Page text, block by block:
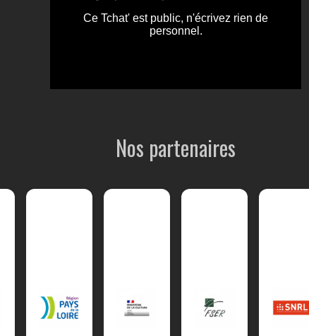
Nos partenaires